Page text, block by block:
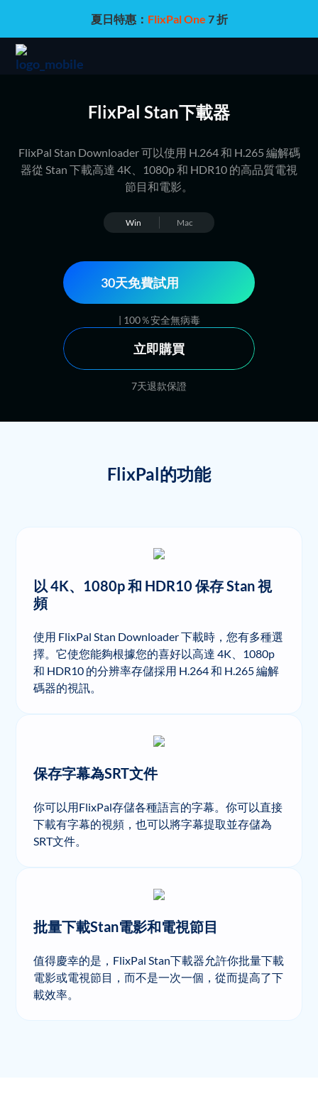
夏日特惠： FlixPal One 7 折
FlixPal Stan下載器
FlixPal Stan Downloader 可以使用 H.264 和 H.265 編解碼
器從 Stan 下載高達 4K、1080p 和 HDR10 的高品質電視
節目和電影。
Win Mac
30天免費試用
| 100％安全無病毒
立即購買
7天退款保證
FlixPal的功能
以 4K、1080p 和 HDR10 保存 Stan 視
頻
使用 FlixPal Stan Downloader 下載時，您有多種選
擇。它使您能夠根據您的喜好以高達 4K、1080p
和 HDR10 的分辨率存儲採用 H.264 和 H.265 編解
碼器的視訊。
保存字幕為SRT文件
你可以用FlixPal存儲各種語言的字幕。你可以直接
下載有字幕的視頻，也可以將字幕提取並存儲為
SRT文件。
批量下載Stan電影和電視節目
值得慶幸的是，FlixPal Stan下載器允許你批量下載
電影或電視節目，而不是一次一個，從而提高了下
載效率。